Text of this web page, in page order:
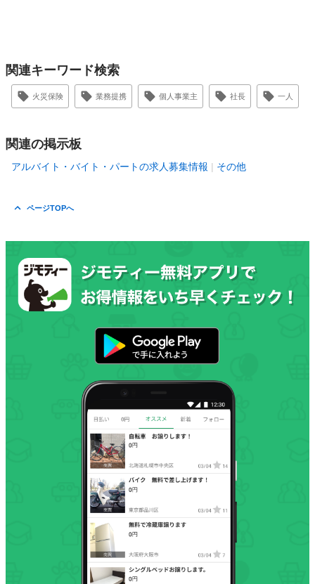
関連キーワード検索
火災保険 業務提携 個人事業主 社長 一人
関連の掲示板
アルバイト・バイト・パートの求人募集情報 その他
ページTOPへ